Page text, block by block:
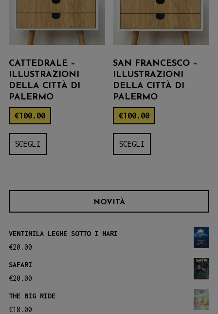
scelte
prodotto
scelte
nella
prodotto
CATTEDRALE –
ILLUSTRAZIONI
DELLA CITTÀ DI
PALERMO
€100.00
SCEGLI
Questo
Le
SAN FRANCESCO –
ILLUSTRAZIONI
DELLA CITTÀ DI
PALERMO
€100.00
SCEGLI
Questo
Le
NOVITÀ
VENTIMILA LEGHE SOTTO I MARI
€20.00
SAFARI
€20.00
THE BIG RIDE
€18.00